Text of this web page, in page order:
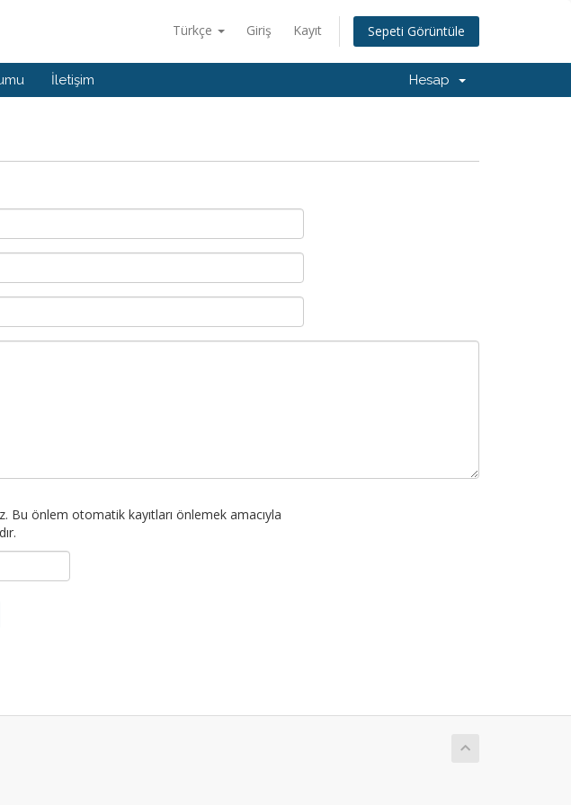
Türkçe Giriş Kayıt Sepeti Görüntüle
İletişim Hesap
Bu önlem otomatik kayıtları önlemek amacıyla